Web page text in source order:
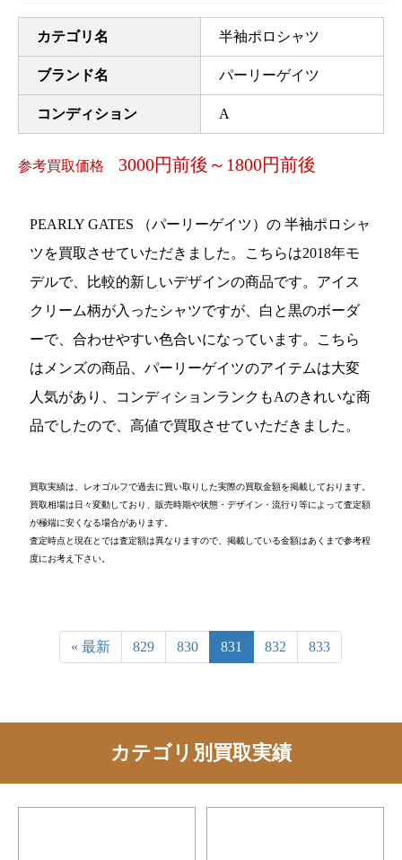
カテゴリ名 半袖ポロシャツ
ブランド名 パーリーゲイツ
コンディション A
参考買取価格 3000円前後～1800円前後
PEARLY GATES （パーリーゲイツ）の 半袖ポロシャ
ツを買取させていただきました。こちらは2018年モ
デルで、比較的新しいデザインの商品です。アイス
クリーム柄が入ったシャツですが、白と黒のボーダ
ーで、合わせやすい色合いになっています。こちら
はメンズの商品、パーリーゲイツのアイテムは大変
人気があり、コンディションランクもAのきれいな商
品でしたので、高値で買取させていただきました。
買取実績は、レオゴルフで過去に買い取りした実際の買取金額を掲載しております。
買取相場は日々変動しており、販売時期や状態・デザイン・流行り等によって査定額
が極端に安くなる場合があります。
査定時点と現在とでは査定額は異なりますので、掲載している金額はあくまで参考程
度にお考え下さい。
« 最新 829 830 831 832 833
カテゴリ別買取実績